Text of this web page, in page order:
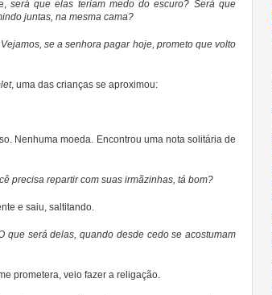
será que elas teriam medo do escuro? Será que
juntas, na mesma cama?
Vejamos, se a senhora pagar hoje, prometo que volto
, uma das crianças se aproximou:
Nenhuma moeda. Encontrou uma nota solitária de
precisa repartir com suas irmãzinhas, tá bom?
e saiu, saltitando.
que será delas, quando desde cedo se acostumam
prometera, veio fazer a religação.